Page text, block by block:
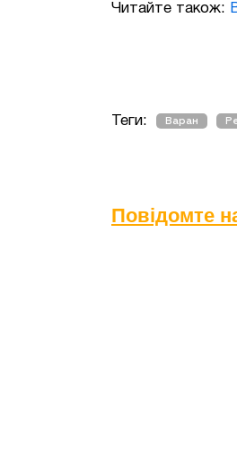
Читайте також:
Теги: Варан
Повідомте